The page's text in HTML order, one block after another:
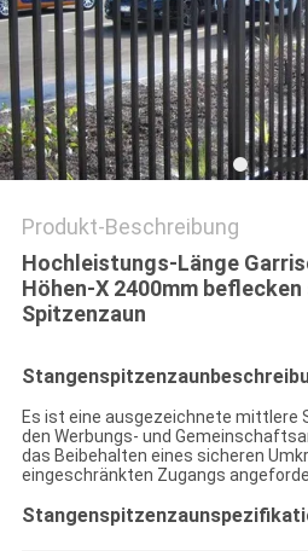
Produkt-Beschreibung
Hochleistungs-Länge
Höhen-X 2400mm
Spitzenzaun
Es ist eine ausgezeichnete mittlere
den Werbungs- und
das Beibehalten eines sicheren
eingeschränkten Zugangs